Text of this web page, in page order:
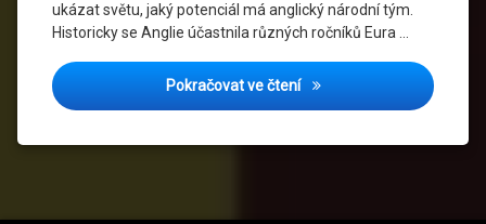
ukázat světu, jaký potenciál má anglický národní tým.
Historicky se Anglie účastnila různých ročníků Eura …
Pokračovat ve čteníEuro a Anglie: Významné
Fotbalové
turnaje
Gareth
Southgate